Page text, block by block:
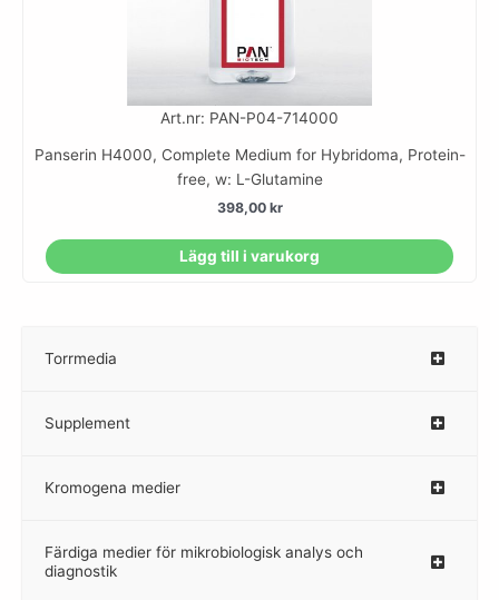
Art.nr: PAN-P04-714000
Panserin H4000, Complete Medium for Hybridoma, Protein-
free, w: L-Glutamine
398,00 kr
Lägg till i varukorg
Torrmedia
–
Supplement
–
Kromogena medier
–
Färdiga medier för mikrobiologisk analys och
diagnostik